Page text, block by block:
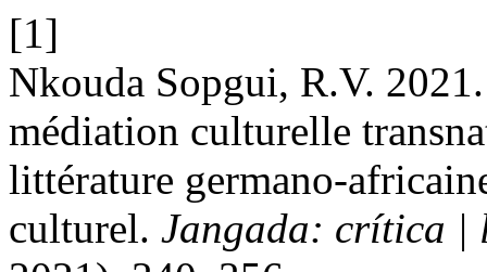
[1]
Nkouda Sopgui, R.V.
médiation culturelle
littérature germano-
culturel. Jangada: crítica |